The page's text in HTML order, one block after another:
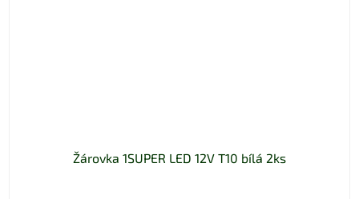
Žárovka 1SUPER LED 12V T10 bílá 2ks